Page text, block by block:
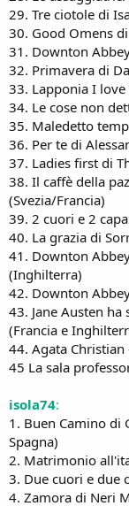
29. Tre ciotole di
30. Good Omens
31. Downton
32. Primavera di
33. Lapponia I
34. Le cose non
35. Maledetto
36. Per te di
37. Ladies first di
38. Il caffè della
(Svezia/Francia)
39. 2 cuori e 2
40. La grazia di
41. Downton
(Inghilterra)
42. Downton
43. Jane Austen
(Francia e
44. Agata
45 La sala
isola74:
1. Buen Camino di
Spagna)
2. Matrimonio
3. Due cuori e due
4. Zamora di Neri